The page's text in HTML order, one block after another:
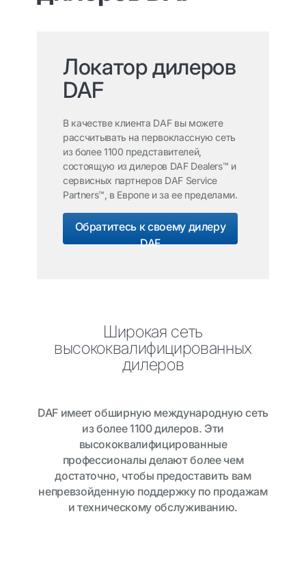
Локатор дилеров
DAF
В качестве клиента DAF вы можете
рассчитывать на первоклассную сеть
из более 1100 представителей,
состоящую из дилеров DAF Dealers™ и
сервисных партнеров DAF Service
Partners™, в Европе и за ее пределами.
Обратитесь к своему дилеру
DAF
Широкая сеть
высококвалифицированных
дилеров
DAF имеет обширную международную сеть
из более 1100 дилеров. Эти
высококвалифицированные
профессионалы делают более чем
достаточно, чтобы предоставить вам
непревзойденную поддержку по продажам
и техническому обслуживанию.